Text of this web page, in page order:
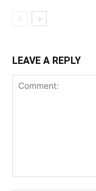
LEAVE A REPLY